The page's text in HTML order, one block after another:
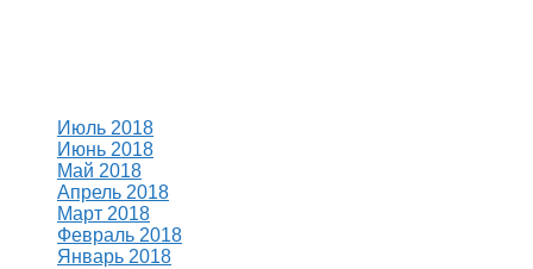
Июль 2018
Июнь 2018
Май 2018
Апрель 2018
Март 2018
Февраль 2018
Январь 2018